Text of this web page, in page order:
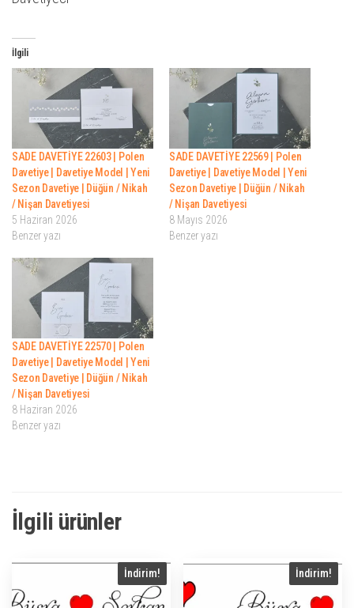
İlgili
SADE DAVETİYE 22603 | Polen
Davetiye | Davetiye Model | Yeni
Sezon Davetiye | Düğün / Nikah
/ Nişan Davetiyesi
5 Haziran 2026
Benzer yazı
SADE DAVETİYE 22569 | Polen
Davetiye | Davetiye Model | Yeni
Sezon Davetiye | Düğün / Nikah
/ Nişan Davetiyesi
8 Mayıs 2026
Benzer yazı
SADE DAVETİYE 22570 | Polen
Davetiye | Davetiye Model | Yeni
Sezon Davetiye | Düğün / Nikah
/ Nişan Davetiyesi
8 Haziran 2026
Benzer yazı
İlgili ürünler
İndirim! İndirim!